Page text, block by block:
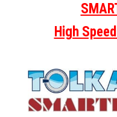
High